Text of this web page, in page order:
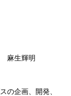
麻生輝明
の企画、開発、